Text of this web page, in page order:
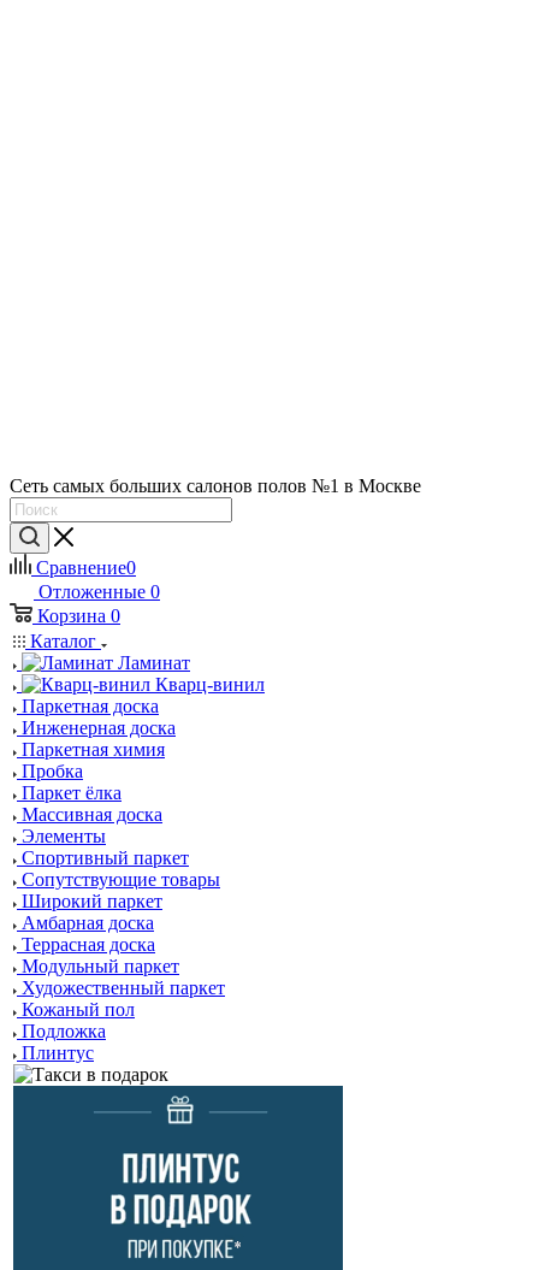
Сеть самых больших салонов полов №1 в Москве
Сравнение0
Отложенные 0
Корзина 0
Каталог
Ламинат
Кварц-винил
Паркетная доска
Инженерная доска
Паркетная химия
Пробка
Паркет ёлка
Массивная доска
Элементы
Спортивный паркет
Сопутствующие товары
Широкий паркет
Амбарная доска
Террасная доска
Модульный паркет
Художественный паркет
Кожаный пол
Подложка
Плинтус